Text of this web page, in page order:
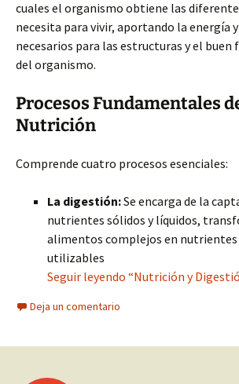
cuales el organismo obtiene las
necesita para vivir, aportando la energía
necesarios para las estructuras y el
del organismo.
Procesos Fundamentales
Nutrición
Comprende cuatro procesos esenciales:
La digestión:Se encarga de la
nutrientes sólidos y líquidos,
alimentos complejos en
utilizables
Seguir leyendo “Nutrición y
Deja un comentario